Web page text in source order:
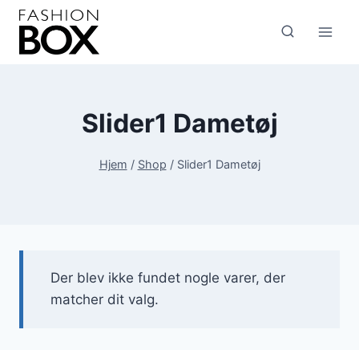
Fortsæt
indhold
Slider1 Dametøj
Hjem / Shop / Slider1 Dametøj
Der blev ikke fundet nogle varer, der
matcher dit valg.